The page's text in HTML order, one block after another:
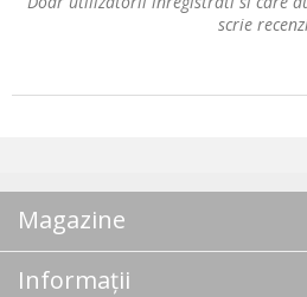
scrie
Magazine
Informații